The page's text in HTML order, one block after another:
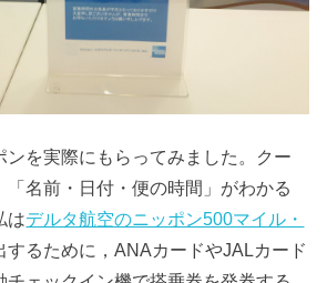
ンを実際にもらってみました。クー
「名前・日付・便の時間」がわかる
はデルタ航空のニッポン500マイル・
するために，ANAカードやJALカード